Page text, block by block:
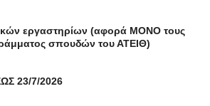
εργαστηρίων (αφορά ΜΟΝΟ τους
σπουδών του ΑΤΕΙΘ)
23/7/2026